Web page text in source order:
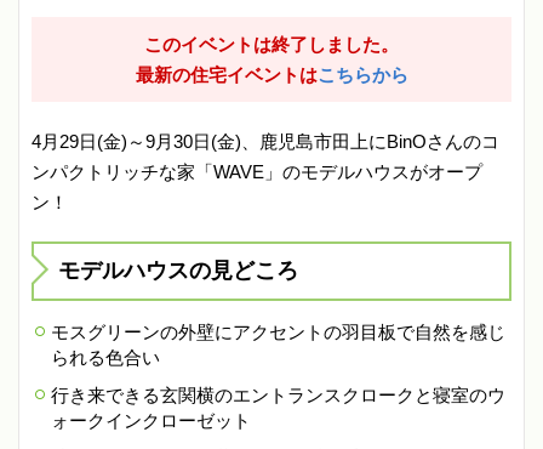
このイベントは終了しました。
最新の住宅イベントはこちらから
4月29日(金)～9月30日(金)、鹿児島市田上にBinOさんのコ
ンパクトリッチな家「WAVE」のモデルハウスがオープ
ン！
モデルハウスの見どころ
モスグリーンの外壁にアクセントの羽目板で自然を感じ
られる色合い
行き来できる玄関横のエントランスクロークと寝室のウ
ォークインクローゼット